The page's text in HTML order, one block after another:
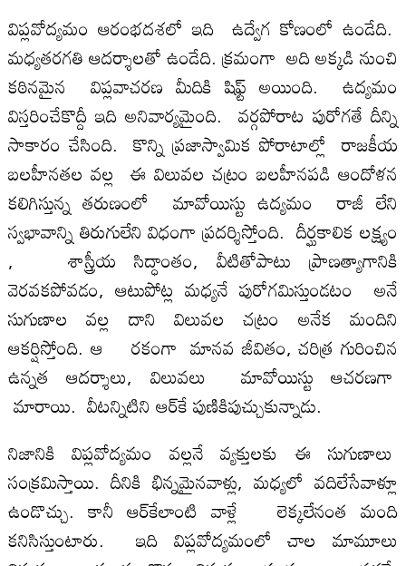
విప్ల‌వోద్య‌మం ఆరంభ‌ద‌శ‌లో ఇది ఉద్వేగ కోణంలో ఉండేది.
మ‌ధ్య‌త‌ర‌గ‌తి ఆద‌ర్శాల‌తో ఉండేది. క్ర‌మంగా అది అక్క‌డి నుంచి
క‌ఠిన‌మైన విప్ల‌వాచ‌ర‌ణ మీదికి షిఫ్ట్ అయింది. ఉద్య‌మం
విస్త‌రించేకొద్దీ ఇది అనివార్య‌మైంది. వ‌ర్గపోరాట పురోగ‌తే దీన్ని
సాకారం చేసింది. కొన్ని ప్ర‌జాస్వామిక పోరాటాల్లో రాజ‌కీయ
బ‌ల‌హీన‌త‌ల వ‌ల్ల ఈ విలువ‌ల చ‌ట్రం బ‌ల‌హీనప‌డి ఆందోళ‌న
క‌లిగిస్తున్న త‌రుణంలో మావోయిస్టు ఉద్య‌మం రాజీ లేని
స్వ‌భావాన్ని తిరుగులేని విధంగా ప్ర‌ద‌ర్శిస్తోంది. దీర్ఘ‌కాలిక లక్ష్యం
, శాస్త్రీయ సిద్ధాంతం, వీటితోపాటు ప్రాణ‌త్యాగానికి
వెర‌వ‌క‌పోవ‌డం, ఆటుపోట్ల మ‌ధ్య‌నే పురోగ‌మిస్తుండ‌టం అనే
సుగుణాల వ‌ల్ల దాని విలువ‌ల చ‌ట్రం అనేక మందిని
ఆక‌ర్షిస్తోంది. ఆ ర‌కంగా మాన‌వ జీవితం, చ‌రిత్ర గురించిన
ఉన్న‌త ఆద‌ర్శాలు, విలువ‌లు మావోయిస్టు ఆచ‌ర‌ణగా
మారాయి. వీట‌న్నిటిని ఆర్‌కే పుణికిపుచ్చుకున్నాడు.
నిజానికి విప్లవోద్యమం వల్లనే వ్య‌క్తుల‌కు ఈ సుగుణాలు
సంక్రమిస్తాయి. దీనికి భిన్నమైనవాళ్లు, మధ్యలో వదిలేసేవాళ్లూ
ఉండొచ్చు. కానీ ఆర్‌కేలాంటి వాళ్లే లెక్కలేనంత మంది
కనిసిస్తుంటారు. ఇది విప్లవోద్యమంలో చాల మామూలు